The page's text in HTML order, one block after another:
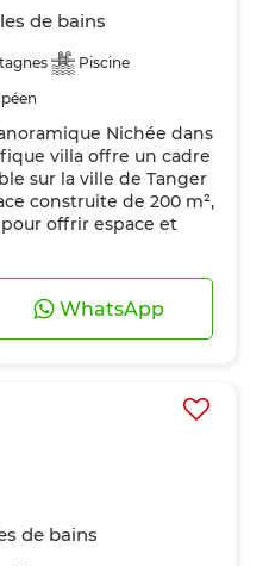
de bains
Piscine
Double vitrage
à laver Micro-ondes
Nichée dans
villa offre un cadre
sur la ville de Tanger
construite de 200 m²,
offrir espace et
WhatsApp
de bains